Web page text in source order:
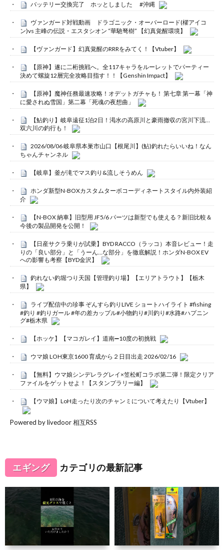
バッテリー交換完了 ホッとしました #沖縄
ヴァンガード対戦動画 ドラゴニック・オーバーロード(櫂アイコ
ン)vs 主峰の伝説・エスタシオン “華馳弩樹” 【幻真覚醒環境】
【ヴァンガード】幻真覚醒のRRRをみてく！【Vtuber】
【原神】遂に二桁挑戦へ。全117キャラをルーレットでパーティー
決めて螺旋12層完全攻略目指す！！【Genshin Impact】
【原神】魔神任務最速攻略！オデットガチャも！ 第七章 第一幕「神
に愛されぬ雪国」第二幕「死魂の夜想曲」
【鮎釣り】岐阜遠征1泊2日！渇水の高原川と豪雨撤収の宮川下流…
双六川の釣行も！
2026/08/06 岐阜県本巣市山口【根尾川】(鮎)釣れたらいいね！なん
ちゃんチャンネル
【岐阜】釜が滝でマス釣り&流しそうめん
ホンダ新型N-BOXカスタムターボコーディネートスタイル内外装紹
介
【N-BOX 納車】旧型用 JF5/6 パーツは新型でも使える？新旧比較＆
今後の製品開発を公開！
【日産サクラ乗りが試乗】BYD RACCO（ラッコ）本音レビュー！走
りの「良い部分」と「うーん…な部分」を徹底解説！ホンダN-BOX EV
への影響も考察【BYD金沢】
釣れない釣堀つり天国【管理釣り場】【エリアトラウト】【栃木
県】
ライブ配信中の珍事 ぞんすら釣りLIVE ショートハイライト #fishing
#釣り #釣りガール #年の差カップル#小物釣り#川釣り#水路#ハプニン
グ#栃木県
【ホッケ】【マコガレイ】道南➖10度の初挑戦
ウマ娘 LOH東京1600 育成から２日目出走 2026/02/16
【無料】ウマ娘シンデレラグレイ×笠松町コラボ第二弾！限定クリア
ファイルをゲットせよ！【スタンプラリー編】
【ウマ娘】LoH走ったり次のチャンミについて考えたり【Vtuber】
Powered by livedoor 相互RSS
エギング カテゴリの最新記事